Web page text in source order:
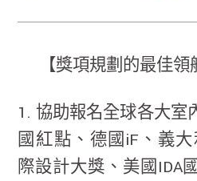
【獎項規劃的最佳領
1. 協助報名全球各大室
國紅點、德國iF、義大
際設計大獎、美國IDA